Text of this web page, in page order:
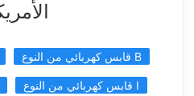
قابس كهربائي من النوع B
قابس كهربائي من النوع I